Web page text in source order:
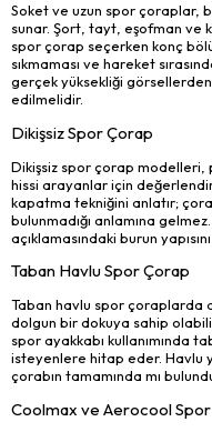
Soket ve uzun spor çoraplar,
sunar. Şort, tayt, eşofman ve
spor çorap seçerken konç
sıkmaması ve hareket
gerçek yüksekliği
edilmelidir.
Dikişsiz Spor Çorap
Dikişsiz spor çorap modelleri,
hissi arayanlar için
kapatma tekniğini anlatır;
bulunmadığı anlamına
açıklamasındaki burun
Taban Havlu Spor Çorap
Taban havlu spor çoraplarda
dolgun bir dokuya sahip
spor ayakkabı kullanımında
isteyenlere hitap eder. Havlu
çorabın tamamında mı
Coolmax ve Aerocool